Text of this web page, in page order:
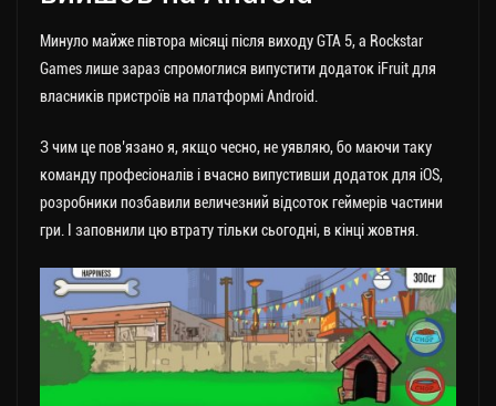
Минуло майже півтора місяці після виходу GTA 5, а Rockstar
Games лише зараз спромоглися випустити додаток iFruit для
власників пристроїв на платформі Android.
З чим це пов’язано я, якщо чесно, не уявляю, бо маючи таку
команду професіоналів і вчасно випустивши додаток для iOS,
розробники позбавили величезний відсоток геймерів частини
гри. І заповнили цю втрату тільки сьогодні, в кінці жовтня.